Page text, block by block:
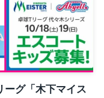
ーグ「木下マイス